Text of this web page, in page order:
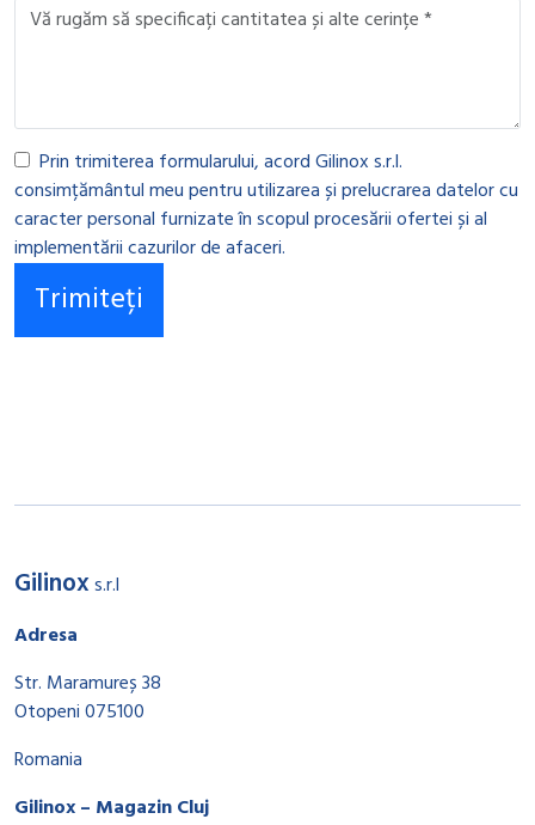
Prin trimiterea formularului, acord Gilinox s.r.l.
consimțământul meu pentru utilizarea și prelucrarea datelor cu
caracter personal furnizate în scopul procesării ofertei și al
implementării cazurilor de afaceri.
Gilinoxs.r.l
Adresa
Str. Maramureș 38
Otopeni 075100
Romania
Gilinox – Magazin Cluj